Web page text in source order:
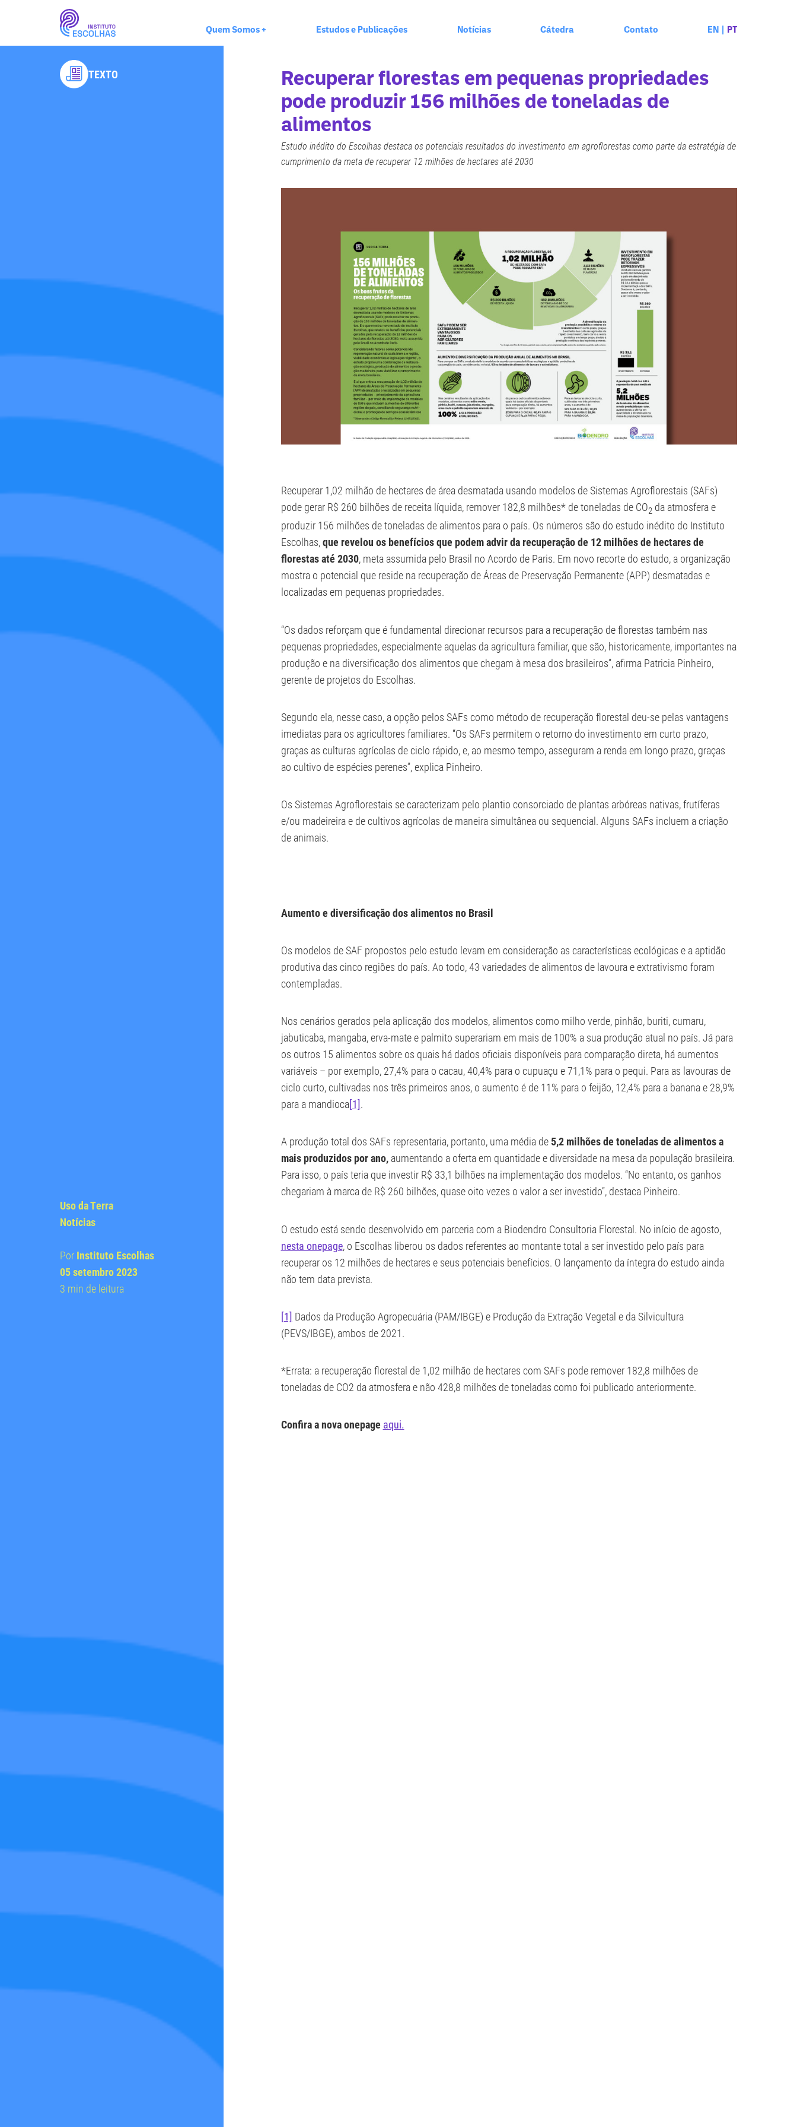
Quem Somos+ Estudos e Publicações Notícias Cátedra Contato EN PT
TEXTO
Uso da Terra
Notícias
Por Instituto Escolhas
05 setembro 2023
3 min de leitura
Recuperar florestas em pequenas propriedades
pode produzir 156 milhões de toneladas de
alimentos
Estudo inédito do Escolhas destaca os potenciais resultados do investimento em agroflorestas como parte da estratégia de
cumprimento da meta de recuperar 12 milhões de hectares até 2030
Recuperar 1,02 milhão de hectares de área desmatada usando modelos de Sistemas Agroflorestais (SAFs)
pode gerar R$ 260 bilhões de receita líquida, remover 182,8 milhões* de toneladas de CO2da atmosfera e
produzir 156 milhões de toneladas de alimentos para o país. Os números são do estudo inédito do Instituto
Escolhas,que revelou os benefícios que podem advir da recuperação de 12 milhões de hectares de
florestas até 2030, meta assumida pelo Brasil no Acordo de Paris. Em novo recorte do estudo, a organização
mostra o potencial que reside na recuperação de Áreas de Preservação Permanente (APP) desmatadas e
localizadas em pequenas propriedades.
“Os dados reforçam que é fundamental direcionar recursos para a recuperação de florestas também nas
pequenas propriedades, especialmente aquelas da agricultura familiar, que são, historicamente, importantes na
produção e na diversificação dos alimentos que chegam à mesa dos brasileiros”, afirma Patricia Pinheiro,
gerente de projetos do Escolhas.
Segundo ela, nesse caso, a opção pelos SAFs como método de recuperação florestal deu-se pelas vantagens
imediatas para os agricultores familiares. “Os SAFs permitem o retorno do investimento em curto prazo,
graças as culturas agrícolas de ciclo rápido, e, ao mesmo tempo, asseguram a renda em longo prazo, graças
ao cultivo de espécies perenes”, explica Pinheiro.
Os Sistemas Agroflorestais se caracterizam pelo plantio consorciado de plantas arbóreas nativas, frutíferas
e/ou madeireira e de cultivos agrícolas de maneira simultânea ou sequencial. Alguns SAFs incluem a criação
de animais.
Aumento e diversificação dos alimentos no Brasil
Os modelos de SAF propostos pelo estudo levam em consideração as características ecológicas e a aptidão
produtiva das cinco regiões do país. Ao todo, 43 variedades de alimentos de lavoura e extrativismo foram
contempladas.
Nos cenários gerados pela aplicação dos modelos, alimentos como milho verde, pinhão, buriti, cumaru,
jabuticaba, mangaba, erva-mate e palmito superariam em mais de 100% a sua produção atual no país. Já para
os outros 15 alimentos sobre os quais há dados oficiais disponíveis para comparação direta, há aumentos
variáveis – por exemplo, 27,4% para o cacau, 40,4% para o cupuaçu e 71,1% para o pequi. Para as lavouras de
ciclo curto, cultivadas nos três primeiros anos, o aumento é de 11% para o feijão, 12,4% para a banana e 28,9%
para a mandioca[1].
A produção total dos SAFs representaria, portanto, uma média de 5,2 milhões de toneladas de alimentos a
mais produzidos por ano, aumentando a oferta em quantidade e diversidade na mesa da população brasileira.
Para isso, o país teria que investir R$ 33,1 bilhões na implementação dos modelos. “No entanto, os ganhos
chegariam à marca de R$ 260 bilhões, quase oito vezes o valor a ser investido”, destaca Pinheiro.
O estudo está sendo desenvolvido em parceria com a Biodendro Consultoria Florestal. No início de agosto,
nesta onepage, o Escolhas liberou os dados referentes ao montante total a ser investido pelo país para
recuperar os 12 milhões de hectares e seus potenciais benefícios. O lançamento da íntegra do estudo ainda
não tem data prevista.
[1] Dados da Produção Agropecuária (PAM/IBGE) e Produção da Extração Vegetal e da Silvicultura
(PEVS/IBGE), ambos de 2021.
*Errata: a recuperação florestal de 1,02 milhão de hectares com SAFs pode remover 182,8 milhões de
toneladas de CO2 da atmosfera e não 428,8 milhões de toneladas como foi publicado anteriormente.
Confira a nova onepage aqui.